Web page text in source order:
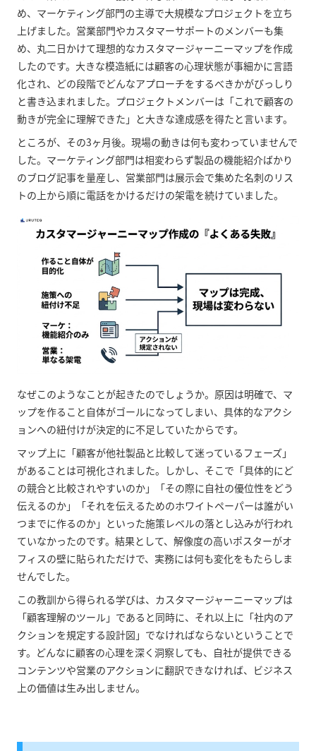
め、マーケティング部門の主導で大規模なプロジェクトを立ち
上げました。営業部門やカスタマーサポートのメンバーも集
め、丸二日かけて理想的なカスタマージャーニーマップを作成
したのです。大きな模造紙には顧客の心理状態が事細かに言語
化され、どの段階でどんなアプローチをするべきかがびっしり
と書き込まれました。プロジェクトメンバーは「これで顧客の
動きが完全に理解できた」と大きな達成感を得たと言います。
ところが、その3ヶ月後。現場の動きは何も変わっていませんで
した。マーケティング部門は相変わらず製品の機能紹介ばかり
のブログ記事を量産し、営業部門は展示会で集めた名刺のリス
トの上から順に電話をかけるだけの架電を続けていました。
なぜこのようなことが起きたのでしょうか。原因は明確で、マ
ップを作ること自体がゴールになってしまい、具体的なアクシ
ョンへの紐付けが決定的に不足していたからです。
マップ上に「顧客が他社製品と比較して迷っているフェーズ」
があることは可視化されました。しかし、そこで「具体的にど
の競合と比較されやすいのか」「その際に自社の優位性をどう
伝えるのか」「それを伝えるためのホワイトペーパーは誰がい
つまでに作るのか」といった施策レベルの落とし込みが行われ
ていなかったのです。結果として、解像度の高いポスターがオ
フィスの壁に貼られただけで、実務には何も変化をもたらしま
せんでした。
この教訓から得られる学びは、カスタマージャーニーマップは
「顧客理解のツール」であると同時に、それ以上に「社内のア
クションを規定する設計図」でなければならないということで
す。どんなに顧客の心理を深く洞察しても、自社が提供できる
コンテンツや営業のアクションに翻訳できなければ、ビジネス
上の価値は生み出しません。